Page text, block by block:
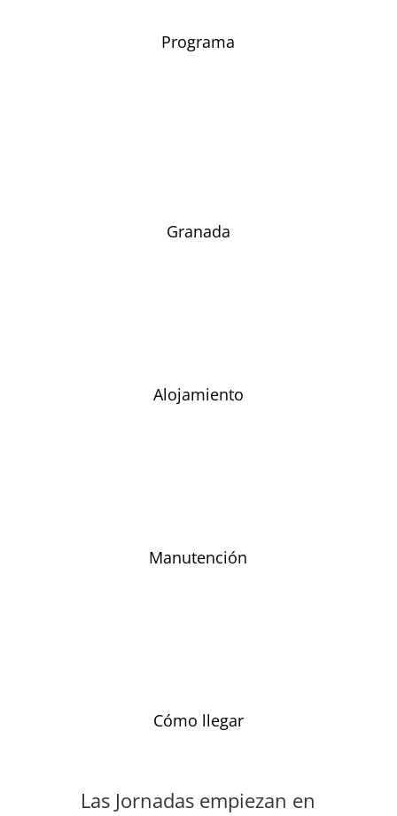
Programa
Granada
Alojamiento
Manutención
Cómo llegar
Las Jornadas empiezan en